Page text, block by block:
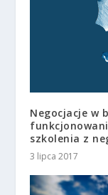
Negocjacje w
szkolenia z
3 lipca 2017